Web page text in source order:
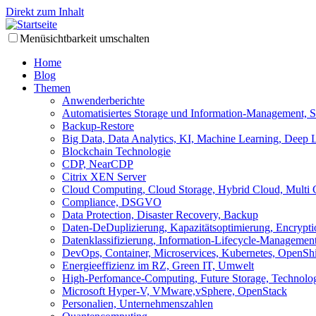
Direkt zum Inhalt
Menüsichtbarkeit umschalten
Home
Blog
Themen
Anwenderberichte
Automatisiertes Storage und Information-Management,
Backup-Restore
Big Data, Data Analytics, KI, Machine Learning, Deep
Blockchain Technologie
CDP, NearCDP
Citrix XEN Server
Cloud Computing, Cloud Storage, Hybrid Cloud, Multi
Compliance, DSGVO
Data Protection, Disaster Recovery, Backup
Daten-DeDuplizierung, Kapazitätsoptimierung,
Datenklassifizierung, Information-Lifecycle-
DevOps, Container, Microservices, Kubernetes,
Energieeffizienz im RZ, Green IT, Umwelt
High-Perfomance-Computing, Future Storage,
Microsoft Hyper-V, VMware,vSphere, OpenStack
Personalien, Unternehmenszahlen